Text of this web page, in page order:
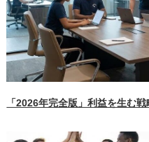
「2026年完全版」利益を生む